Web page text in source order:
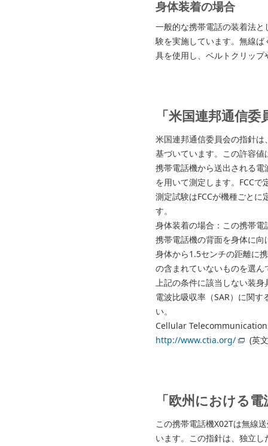
身体装着の場合
一般的な携帯電話の装着法
験を実施しています。無線
具を使用し、ベルトクリッ
「米国連邦通信
米国連邦通信委員会の指針
基づいています。この許容
携帯電話機から送出される
を用いて測定します。FCC
測定試験はFCCが機種ごと
す。
身体装着の場合：この携帯
携帯電話機の背面を身体に
身体から1.5センチの距離に
の含まれていないものを選ん
上記の条件に該当しない装
電波比吸収率（SAR）に関
い。
Cellular
http://www.ctia.org/
(英
「欧州における
この携帯電話機X02Tは無線
います。この指針は、独立